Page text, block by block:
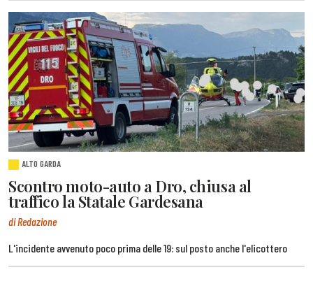
ALTO GARDA
Scontro moto-auto a Dro, chiusa al
traffico la Statale Gardesana
di Redazione
L'incidente avvenuto poco prima delle 19: sul posto anche l'elicottero